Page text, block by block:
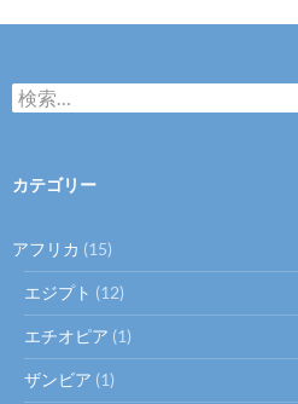
検
索:
カテゴリー
アフリカ (15)
エジプト (12)
エチオピア (1)
ザンビア (1)